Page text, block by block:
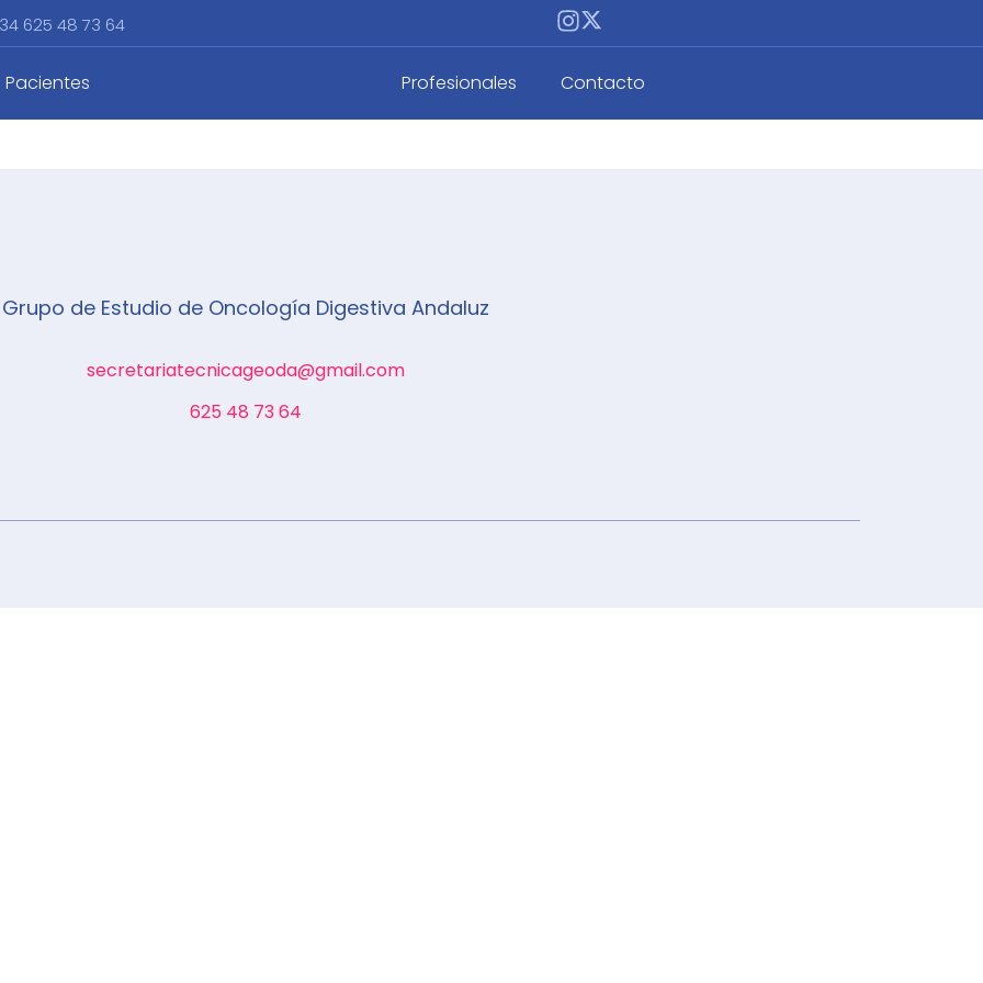
625 48 73 64
Pacientes Profesionales Contacto
cáncer de
Grupo de Estudio de Oncología Digestiva Andaluz
secretariatecnicageoda@gmail.com
625 48 73 64